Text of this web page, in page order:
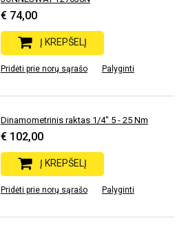
€ 74,00
Į KREPŠELĮ
Pridėti prie norų sąrašo Palyginti
Dinamometrinis raktas 1/4" 5 - 25 Nm
€ 102,00
Į KREPŠELĮ
Pridėti prie norų sąrašo Palyginti